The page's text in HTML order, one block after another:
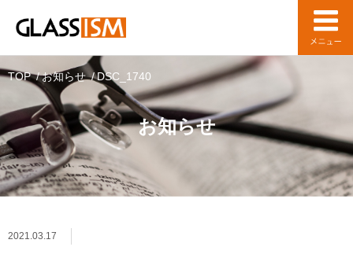
お知らせ
TOP お知らせ DSC_1740
2021.03.17